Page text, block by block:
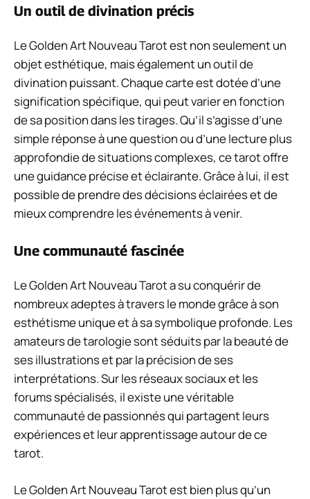
Un outil de divination précis
Le Golden Art Nouveau Tarot est non seulement un
objet esthétique, mais également un outil de
divination puissant. Chaque carte est dotée d’une
signification spécifique, qui peut varier en fonction
de sa position dans les tirages. Qu’il s’agisse d’une
simple réponse à une question ou d’une lecture plus
approfondie de situations complexes, ce tarot offre
une guidance précise et éclairante. Grâce à lui, il est
possible de prendre des décisions éclairées et de
mieux comprendre les événements à venir.
Une communauté fascinée
Le Golden Art Nouveau Tarot a su conquérir de
nombreux adeptes à travers le monde grâce à son
esthétisme unique et à sa symbolique profonde. Les
amateurs de tarologie sont séduits par la beauté de
ses illustrations et par la précision de ses
interprétations. Sur les réseaux sociaux et les
forums spécialisés, il existe une véritable
communauté de passionnés qui partagent leurs
expériences et leur apprentissage autour de ce
tarot.
Le Golden Art Nouveau Tarot est bien plus qu’un